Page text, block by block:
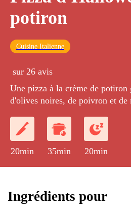
potiron
Cuisine Italienne
sur 26 avis
Une pizza à la crème de potiron
d'olives noires, de poivron et de
20min 35min 20min
Ingrédients pour